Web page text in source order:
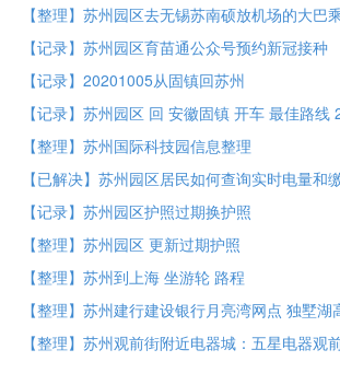
【整理】苏州园区去无锡苏南硕放机场的大巴
【记录】苏州园区育苗通公众号预约新冠接种
【记录】20201005从固镇回苏州
【记录】苏州园区 回 安徽固镇 开车 最佳路线
【整理】苏州国际科技园信息整理
【已解决】苏州园区居民如何查询实时电量和
【记录】苏州园区护照过期换护照
【整理】苏州园区 更新过期护照
【整理】苏州到上海 坐游轮 路程
【整理】苏州建行建设银行月亮湾网点 独墅湖
【整理】苏州观前街附近电器城：五星电器观